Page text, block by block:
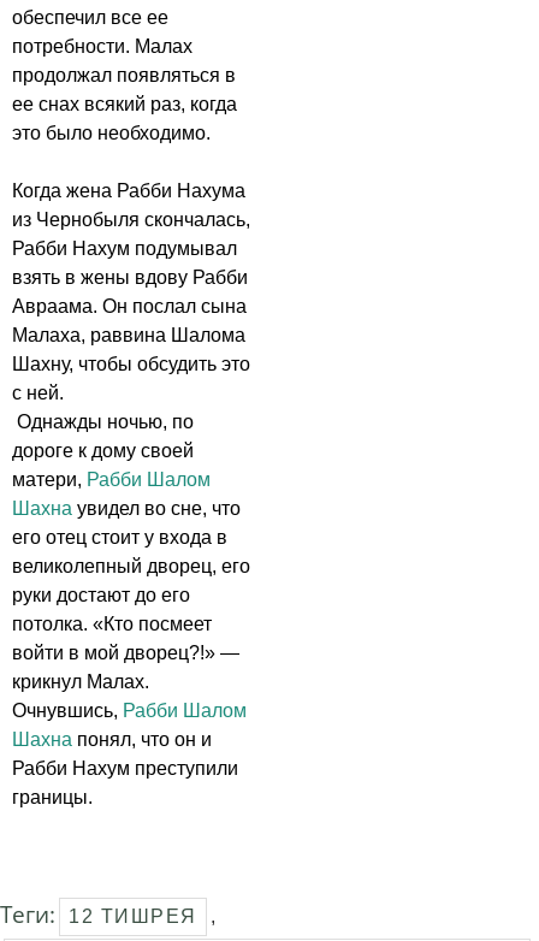
обеспечил все ее
потребности. Малах
продолжал появляться в
ее снах всякий раз, когда
это было необходимо.
Когда жена Рабби Нахума
из Чернобыля скончалась,
Рабби Нахум подумывал
взять в жены вдову Рабби
Авраама. Он послал сына
Малаха, раввина Шалома
Шахну, чтобы обсудить это
с ней.
Однажды ночью, по
дороге к дому своей
матери, Рабби Шалом
Шахна увидел во сне, что
его отец стоит у входа в
великолепный дворец, его
руки достают до его
потолка. «Кто посмеет
войти в мой дворец?!» —
крикнул Малах.
Очнувшись, Рабби Шалом
Шахна понял, что он и
Рабби Нахум преступили
границы.
Теги: 12 ТИШРЕЯ ,